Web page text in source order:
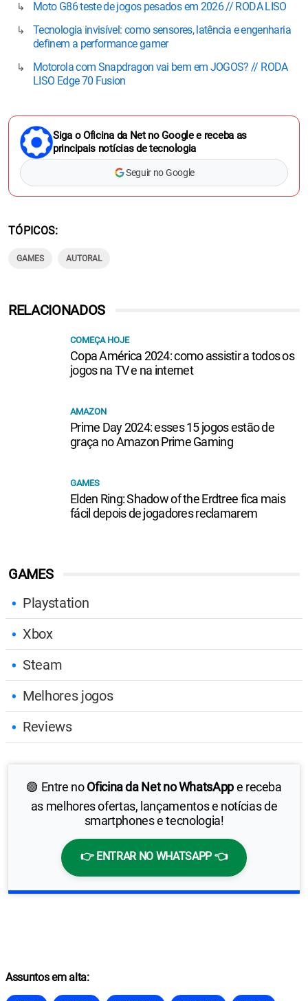
Moto G86 teste de jogos pesados em 2026 // RODA LISO
Tecnologia invisível: como sensores, latência e engenharia
definem a performance gamer
Motorola com Snapdragon vai bem em JOGOS? // RODA
LISO Edge 70 Fusion
Siga o Oficina da Net no Google e receba as
principais notícias de tecnologia
Seguir no Google
TÓPICOS
GAMES AUTORAL
GAMES
Playstation
Xbox
Steam
Melhores jogos
Reviews
🟢 Entre noOficina da Net no WhatsAppe receba
as melhores ofertas, lançamentos e notícias de
smartphones e tecnologia!
👉 ENTRAR NO WHATSAPP 👈
RELACIONADOS
COMEÇA HOJE
Copa América 2024: como assistir a todos os
jogos na TV e na internet
AMAZON
Prime Day 2024: esses 15 jogos estão de
graça no Amazon Prime Gaming
GAMES
Elden Ring: Shadow of the Erdtree fica mais
fácil depois de jogadores reclamarem
Assuntos em alta: